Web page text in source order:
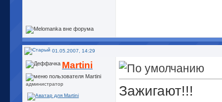
Last.fm
01.05.2007, 14:29
Martini
администратор Зажигают!!!